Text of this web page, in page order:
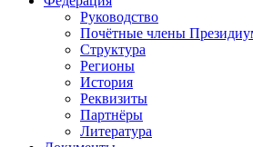
Руководство
Почётные члены
Структура
Регионы
История
Реквизиты
Партнёры
Литература